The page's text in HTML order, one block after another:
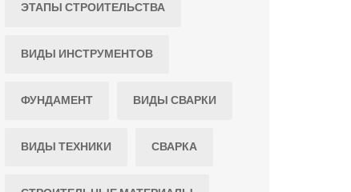
ЭТАПЫ СТРОИТЕЛЬСТВА
ВИДЫ ИНСТРУМЕНТОВ
ФУНДАМЕНТ ВИДЫ СВАРКИ
ВИДЫ ТЕХНИКИ СВАРКА